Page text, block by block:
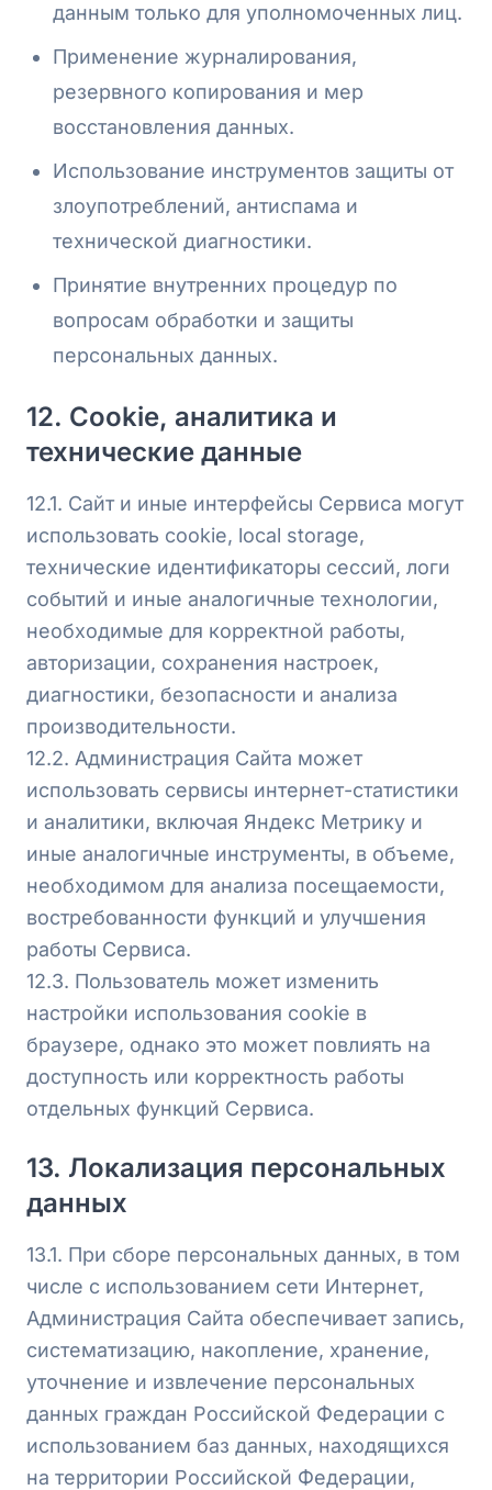
данным только для уполномоченных лиц.
Применение журналирования,
резервного копирования и мер
восстановления данных.
Использование инструментов защиты от
злоупотреблений, антиспама и
технической диагностики.
Принятие внутренних процедур по
вопросам обработки и защиты
персональных данных.
12. Cookie, аналитика и
технические данные
12.1. Сайт и иные интерфейсы Сервиса могут
использовать cookie, local storage,
технические идентификаторы сессий, логи
событий и иные аналогичные технологии,
необходимые для корректной работы,
авторизации, сохранения настроек,
диагностики, безопасности и анализа
производительности.
12.2. Администрация Сайта может
использовать сервисы интернет-статистики
и аналитики, включая Яндекс Метрику и
иные аналогичные инструменты, в объеме,
необходимом для анализа посещаемости,
востребованности функций и улучшения
работы Сервиса.
12.3. Пользователь может изменить
настройки использования cookie в
браузере, однако это может повлиять на
доступность или корректность работы
отдельных функций Сервиса.
13. Локализация персональных
данных
13.1. При сборе персональных данных, в том
числе с использованием сети Интернет,
Администрация Сайта обеспечивает запись,
систематизацию, накопление, хранение,
уточнение и извлечение персональных
данных граждан Российской Федерации с
использованием баз данных, находящихся
на территории Российской Федерации,